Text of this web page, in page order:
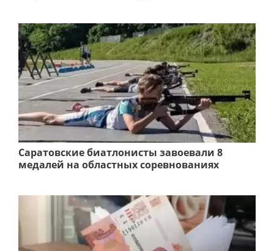
Саратовские биатлонисты завоевали 8
медалей на областных соревнованиях